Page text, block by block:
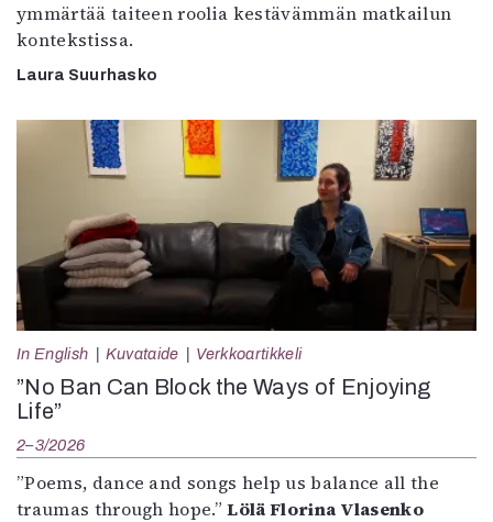
ymmärtää taiteen roolia kestävämmän matkailun
kontekstissa.
Laura Suurhasko
In English Kuvataide Verkkoartikkeli
”No Ban Can Block the Ways of Enjoying
Life”
2–3/2026
”Poems, dance and songs help us balance all the
traumas through hope.”Lölä Florina Vlasenko